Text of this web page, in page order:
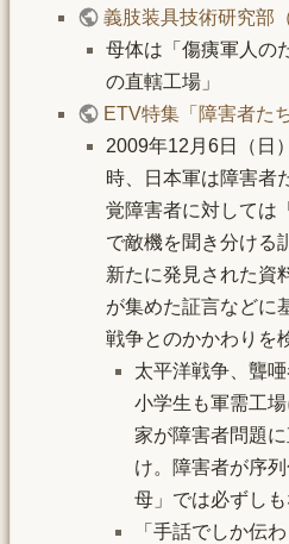
義肢装具技術研究部
母体は「傷痍軍人の
の直轄工場」
ETV特集「障害者た
2009年12月6日（日
時、日本軍は障害者
覚障害者に対しては
で敵機を聞き分ける
新たに発見された資
が集めた証言などに
戦争とのかかわりを
太平洋戦争、聾
小学生も軍需工
家が障害者問題
け。障害者が序
母」では必ずしも
「手話でしか伝